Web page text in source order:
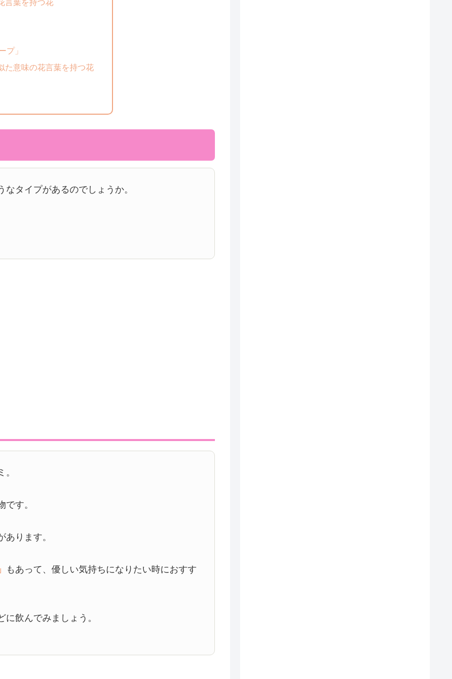
言葉を持つ花
プ」
た意味の花言葉を持つ花
タイプがあるのでしょうか。
す。
ります。
もあって、優しい気持ちになりたい時におすす
飲んでみましょう。